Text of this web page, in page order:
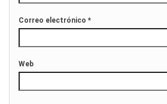
Correo electrónico *
Web